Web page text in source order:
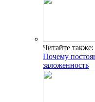
Читайте также:
Почему
заложенность